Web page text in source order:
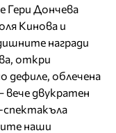
Гери Дончева
Кинова и
награди
откри
дефиле, облечена
вече двукратен
спектакъла
наши